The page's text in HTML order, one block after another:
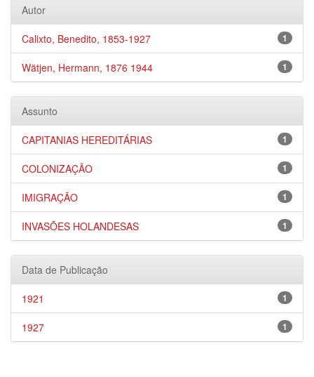
Autor
1
Calixto, Benedito, 1853-1927
1
Wätjen, Hermann, 1876 1944
Assunto
1
CAPITANIAS HEREDITÁRIAS
1
COLONIZAÇÃO
1
IMIGRAÇÃO
1
INVASÕES HOLANDESAS
Data de Publicação
1
1921
1
1927